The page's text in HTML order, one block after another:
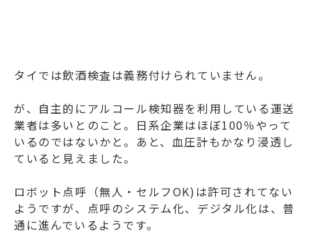
タイでは飲酒検査は義務付けられていません。
が、自主的にアルコール検知器を利用している運送
業者は多いとのこと。日系企業はほぼ100％やって
いるのではないかと。あと、血圧計もかなり浸透し
ていると見えました。
ロボット点呼（無人・セルフOK)は許可されてない
ようですが、点呼のシステム化、デジタル化は、普
通に進んでいるようです。